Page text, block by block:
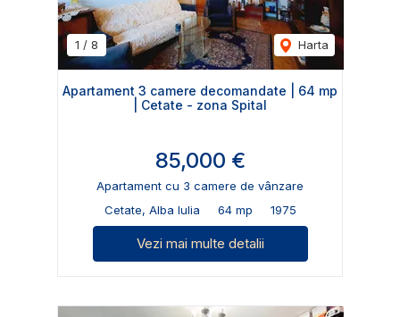
1 / 8 Harta
Apartament 3 camere decomandate | 64 mp
| Cetate - zona Spital
85,000 €
Apartament cu 3 camere de vânzare
Cetate, Alba Iulia
64 mp 1975
Vezi mai multe detalii